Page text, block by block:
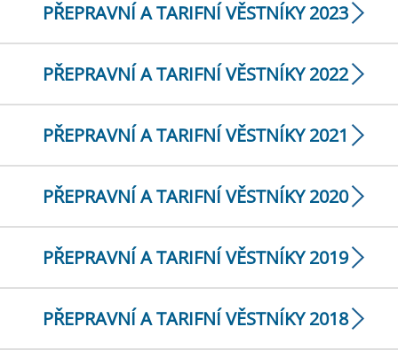
PŘEPRAVNÍ A TARIFNÍ VĚSTNÍKY 2023
PŘEPRAVNÍ A TARIFNÍ VĚSTNÍKY 2022
PŘEPRAVNÍ A TARIFNÍ VĚSTNÍKY 2021
PŘEPRAVNÍ A TARIFNÍ VĚSTNÍKY 2020
PŘEPRAVNÍ A TARIFNÍ VĚSTNÍKY 2019
PŘEPRAVNÍ A TARIFNÍ VĚSTNÍKY 2018